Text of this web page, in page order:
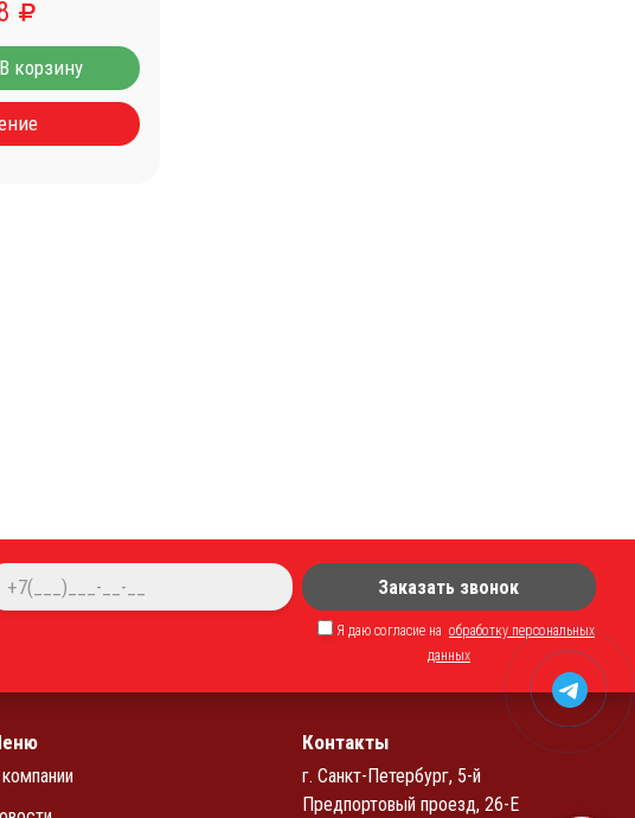
В корзину
Заказать звонок
Я даю согласие на обработку персональных
данных
Контакты
г. Санкт-Петербург, 5-й
Предпортовый проезд, 26-Е